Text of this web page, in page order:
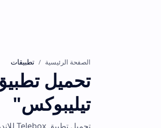
تطبيقات
تيليبوكس"